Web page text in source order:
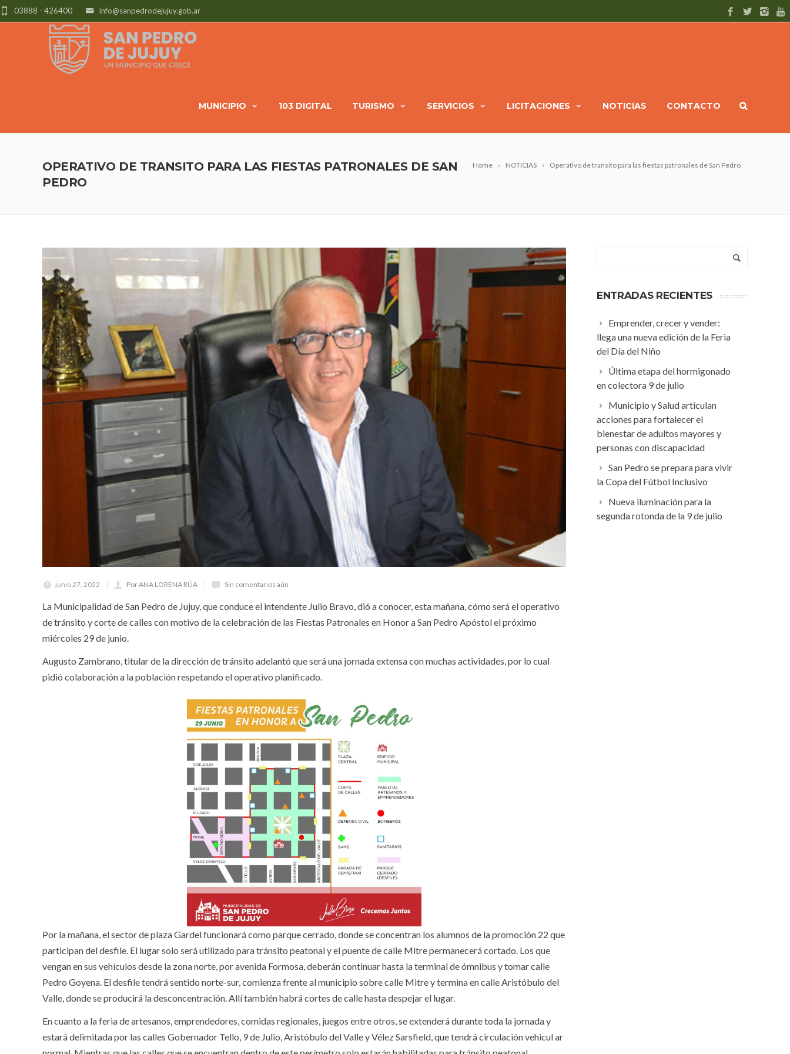
info@sanpedrodejujuy.gob.ar
03888 - 426400
MUNICIPIO 103 DIGITAL TURISMO SERVICIOS LICITACIONES NOTICIAS CONTACTO
Home NOTICIAS Operativo de transito para las fiestas patronales de San Pedro
OPERATIVO DE TRANSITO PARA LAS FIESTAS PATRONALES DE SAN
PEDRO
junio 27, 2022 Por ANA LORENA RÚA Sin comentarios aún
La Municipalidad de San Pedro de Jujuy, que conduce el intendente Julio Bravo, dió a conocer, esta mañana, cómo será el operativo
de tránsito y corte de calles con motivo de la celebración de las Fiestas Patronales en Honor a San Pedro Apóstol el próximo
miércoles 29 de junio.
Augusto Zambrano, titular de la dirección de tránsito adelantó que será una jornada extensa con muchas actividades, por lo cual
pidió colaboración a la población respetando el operativo planificado.
Por la mañana, el sector de plaza Gardel funcionará como parque cerrado, donde se concentran los alumnos de la promoción 22 que
participan del desfile. El lugar solo será utilizado para tránsito peatonal y el puente de calle Mitre permanecerá cortado. Los que
vengan en sus vehículos desde la zona norte, por avenida Formosa, deberán continuar hasta la terminal de ómnibus y tomar calle
Pedro Goyena. El desfile tendrá sentido norte-sur, comienza frente al municipio sobre calle Mitre y termina en calle Aristóbulo del
Valle, donde se producirá la desconcentración. Allí también habrá cortes de calle hasta despejar el lugar.
En cuanto a la feria de artesanos, emprendedores, comidas regionales, juegos entre otros, se extenderá durante toda la jornada y
estará delimitada por las calles Gobernador Tello, 9 de Julio, Aristóbulo del Valle y Vélez Sarsfield, que tendrá circulación vehicul ar
ENTRADAS RECIENTES
Emprender, crecer y vender:
llega una nueva edición de la Feria
del Día del Niño
Última etapa del hormigonado
en colectora 9 de julio
Municipio y Salud articulan
acciones para fortalecer el
bienestar de adultos mayores y
personas con discapacidad
San Pedro se prepara para vivir
la Copa del Fútbol Inclusivo
Nueva iluminación para la
segunda rotonda de la 9 de julio